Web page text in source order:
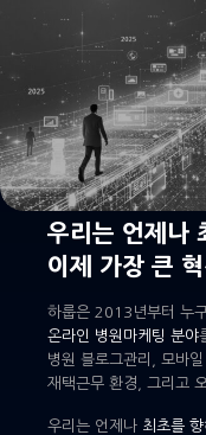
우리는 언제나
이제 가장 큰
하룹은 2013년부터 누
온라인 병원마케팅 분야
병원 블로그관리, 모바
재택근무 환경, 그리고
우리는 언제나 최초를